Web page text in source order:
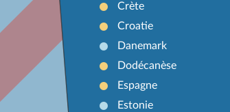
Crète
Croatie
Danemark
Dodécanèse
Espagne
Estonie